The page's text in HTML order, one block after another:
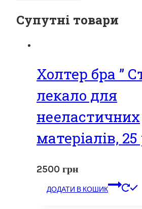
Супутні товари
Холтер бра ”
лекало для
нееластичних
матеріалів, 25
2500 грн
ДОДАТИ В КОШИК